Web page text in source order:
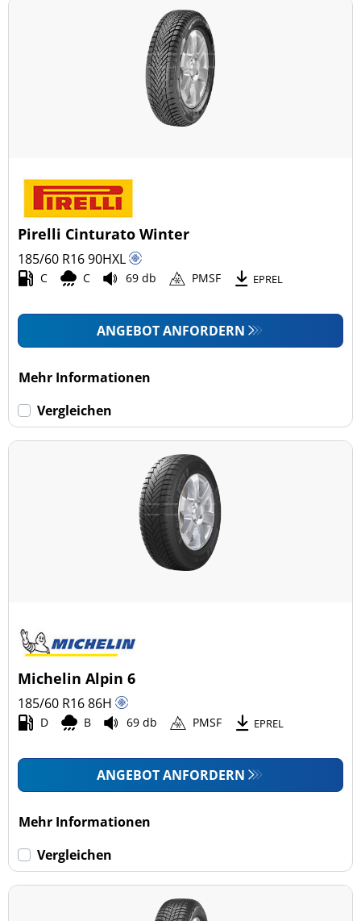
Pirelli Cinturato Winter
185/60 R1690HXL
C C 69 db PMSF EPREL
ANGEBOT ANFORDERN
Mehr Informationen
Vergleichen
Michelin Alpin 6
185/60 R1686H
D B 69 db PMSF EPREL
ANGEBOT ANFORDERN
Mehr Informationen
Vergleichen